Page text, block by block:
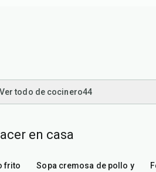
Ver todo de cocinero44
en casa
frito
Sopa cremosa de pollo y